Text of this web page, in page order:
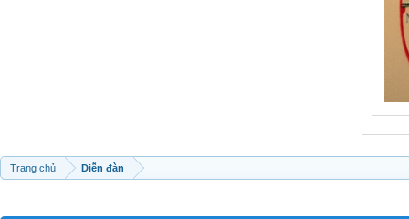
Trang chủ Diễn đàn